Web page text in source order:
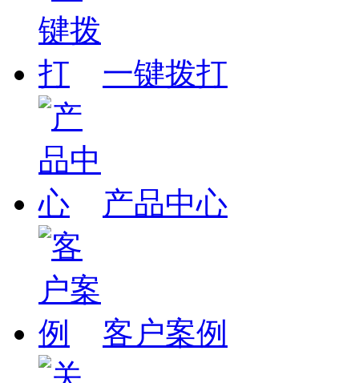
一键拨打
产品中心
客户案例